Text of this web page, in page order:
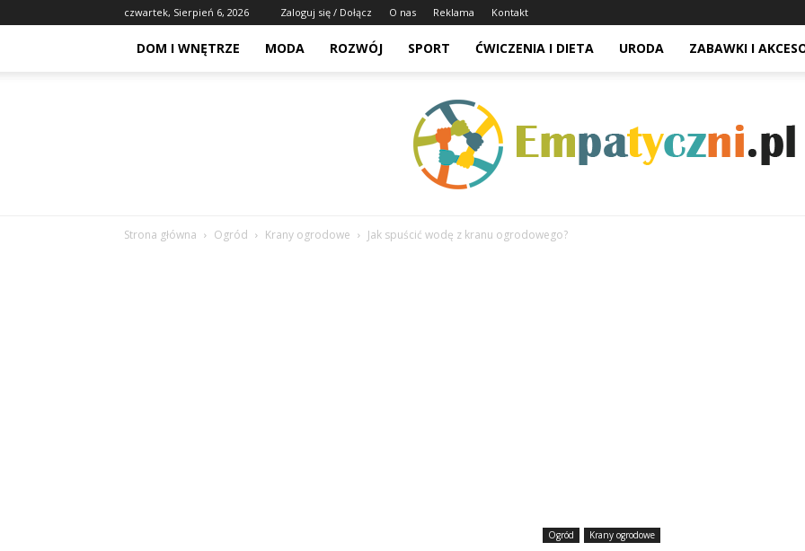
czwartek, Sierpień 6, 2026 Zaloguj się / Dołącz O nas Reklama Kontakt
DOM I WNĘTRZE MODA ROZWÓJ SPORT ĆWICZENIA I DIETA URODA ZABAWKI I
Strona główna Ogród Krany ogrodowe Jak spuścić wodę z kranu ogrodowego?
Ogród Krany ogrodowe